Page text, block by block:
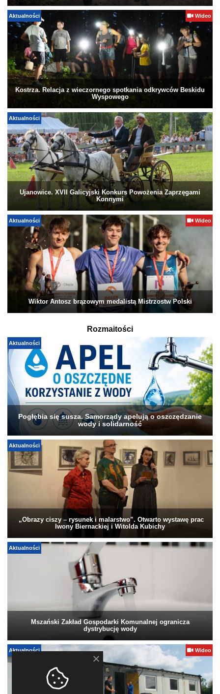
Aktualności Wideo
Kostrza. Relacja z wieczornego spotkania odkrywców Beskidu
Wyspowego
Aktualności
Ujanowice. XVII Galicyjski Konkurs Powożenia Zaprzęgami
Konnymi
Aktualności Wideo
Wiktor Antosz brązowym medalistą Mistrzostw Polski
Rozmaitości
Aktualności
Pogłębia się susza. Samorządy apelują o oszczędzanie
wody i solidarność
Aktualności
„Obrazy ciszy – rysunek i malarstwo”. Otwarto wystawę prac
Iwony Biernackiej i Witolda Kubichy
Aktualności
Mszański Zakład Gospodarki Komunalnej ogranicza
dystrybucję wody
Aktualności Wideo